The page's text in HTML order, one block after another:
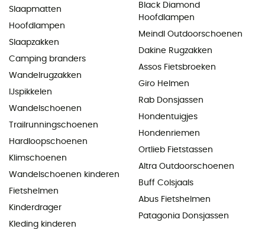
Slaapmatten
Hoofdlampen
Slaapzakken
Camping branders
Wandelrugzakken
IJspikkelen
Wandelschoenen
Trailrunningschoenen
Hardloopschoenen
Klimschoenen
Wandelschoenen kinderen
Fietshelmen
Kinderdrager
Kleding kinderen
Black Diamond
Hoofdlampen
Meindl Outdoorschoenen
Dakine Rugzakken
Assos Fietsbroeken
Giro Helmen
Rab Donsjassen
Hondentuigjes
Hondenriemen
Ortlieb Fietstassen
Altra Outdoorschoenen
Buff Colsjaals
Abus Fietshelmen
Patagonia Donsjassen